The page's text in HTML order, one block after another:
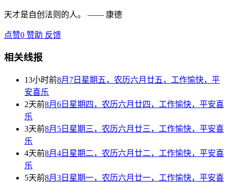
天才是自创法则的人。 —— 康德
点赞0 赞助 反馈
相关线报
13小时前8月7日星期五，农历六月廿五，工作愉快，平
安喜乐
2天前8月6日星期四，农历六月廿四，工作愉快，平安喜
乐
3天前8月5日星期三，农历六月廿三，工作愉快，平安喜
乐
4天前8月4日星期二，农历六月廿二，工作愉快，平安喜
乐
5天前8月3日星期一，农历六月廿一，工作愉快，平安喜